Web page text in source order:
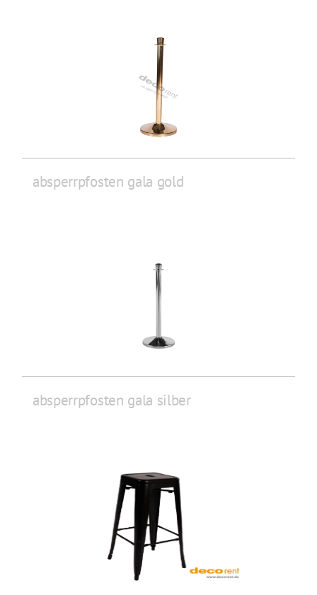
absperrpfosten gala gold
absperrpfosten gala silber